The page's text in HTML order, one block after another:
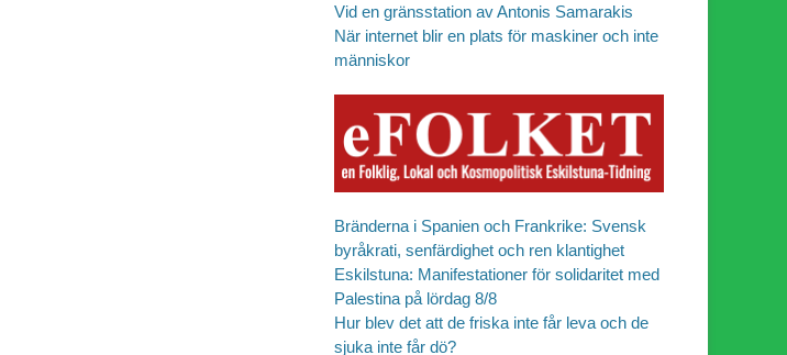
Vid en gränsstation av Antonis Samarakis
När internet blir en plats för maskiner och inte
människor
Bränderna i Spanien och Frankrike: Svensk
byråkrati, senfärdighet och ren klantighet
Eskilstuna: Manifestationer för solidaritet med
Palestina på lördag 8/8
Hur blev det att de friska inte får leva och de
sjuka inte får dö?